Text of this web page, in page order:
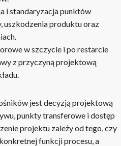
i standaryzacja punktów
uszkodzenia produktu oraz
w szczycie i po restarcie
z przyczyną projektową
jest decyzją projektową
punkty transferowe i dostęp
projektu zależy od tego, czy
funkcji procesu, a